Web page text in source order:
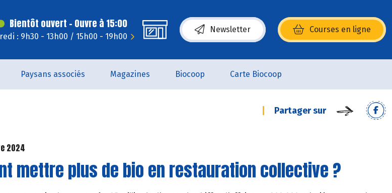
Bientôt ouvert - Ouvre à 15:00
: 9h30 - 13h00 / 15h00 - 19h00
Newsletter Courses en ligne
(s’ouvre dans une nouvelle fenêtre)
Paysans associés Magazines Biocoop Carte Biocoop
Partager sur
2024
mettre plus de bio en restauration collective ?